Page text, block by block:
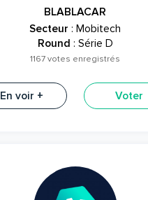
BLABLACAR
Secteur : Mobitech
Round : Série D
1167 votes enregistrés
En voir + Voter